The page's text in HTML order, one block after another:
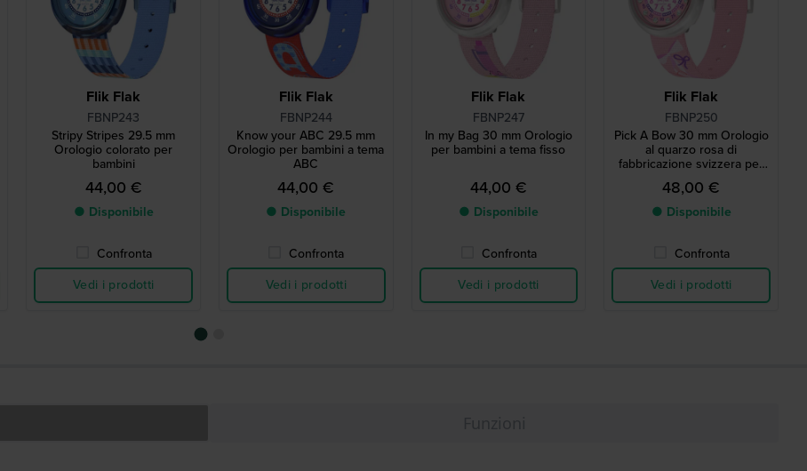
Flik Flak
FBNP243
Stripy Stripes 29.5 mm
Orologio colorato per
bambini
44,00 €
● Disponibile
Confronta
Vedi i prodotti
Flik Flak
FBNP244
Know your ABC 29.5 mm
Orologio per bambini a tema
ABC
44,00 €
● Disponibile
Confronta
Vedi i prodotti
Flik Flak
FBNP247
In my Bag 30 mm Orologio
per bambini a tema fisso
44,00 €
● Disponibile
Confronta
Vedi i prodotti
Flik Flak
FBNP250
Pick A Bow 30 mm Orologio
al quarzo rosa di
fabbricazione svizzera per
bambini
48,00 €
● Disponibile
Confronta
Vedi i prodotti